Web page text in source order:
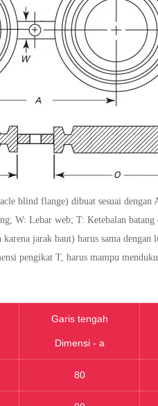
blind flange) dibuat sesuai dengan
W: Lebar web; T: Ketebalan
jarak baut) harus sama dengan
pengikat T, harus mampu
Garis tengah
Dimensi - a
80